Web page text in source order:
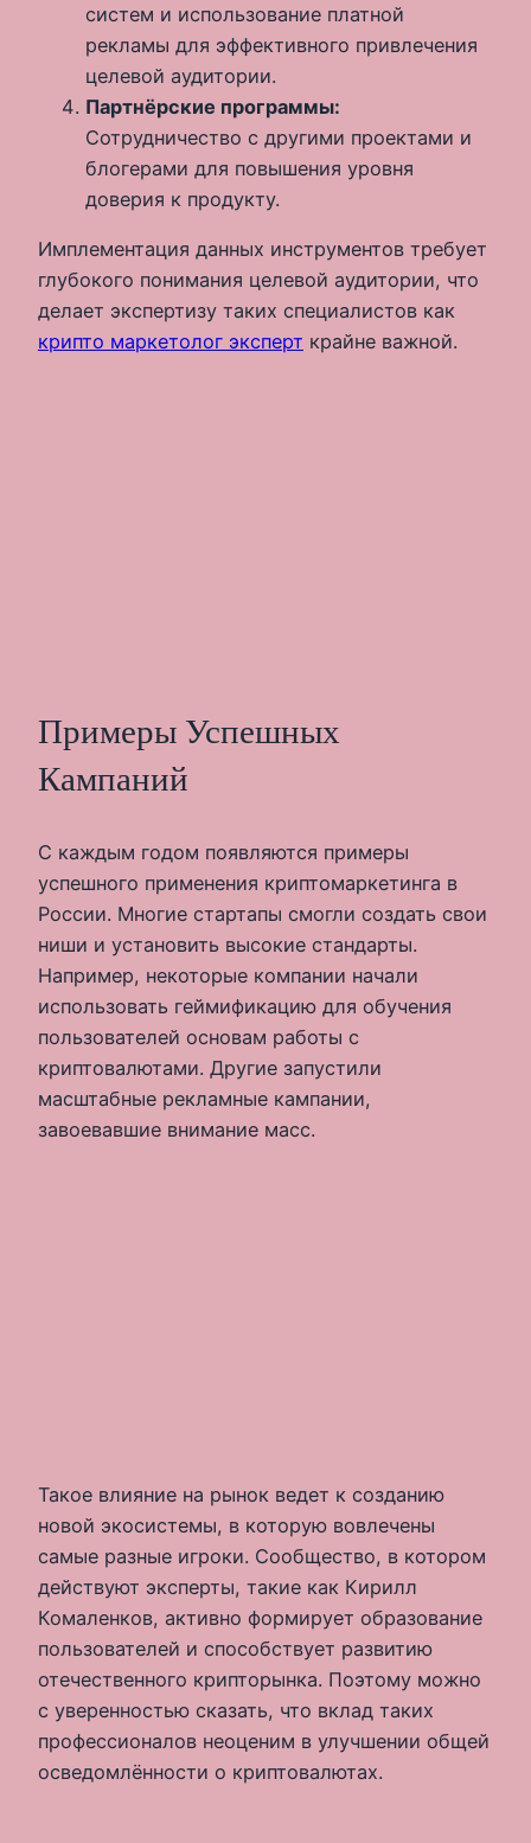
систем и использование платной
рекламы для эффективного привлечения
целевой аудитории.
Партнёрские программы:
Сотрудничество с другими проектами и
блогерами для повышения уровня
доверия к продукту.
Имплементация данных инструментов требует
глубокого понимания целевой аудитории, что
делает экспертизу таких специалистов как
крипто маркетолог эксперт крайне важной.
Примеры Успешных
Кампаний
С каждым годом появляются примеры
успешного применения криптомаркетинга в
России. Многие стартапы смогли создать свои
ниши и установить высокие стандарты.
Например, некоторые компании начали
использовать геймификацию для обучения
пользователей основам работы с
криптовалютами. Другие запустили
масштабные рекламные кампании,
завоевавшие внимание масс.
Такое влияние на рынок ведет к созданию
новой экосистемы, в которую вовлечены
самые разные игроки. Сообщество, в котором
действуют эксперты, такие как Кирилл
Комаленков, активно формирует образование
пользователей и способствует развитию
отечественного крипторынка. Поэтому можно
с уверенностью сказать, что вклад таких
профессионалов неоценим в улучшении общей
осведомлённости о криптовалютах.